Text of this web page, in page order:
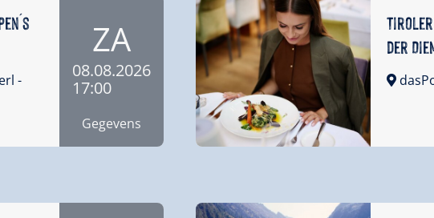
-
ZA
08.08.2026
17:00
Gegevens
Tiroler
der